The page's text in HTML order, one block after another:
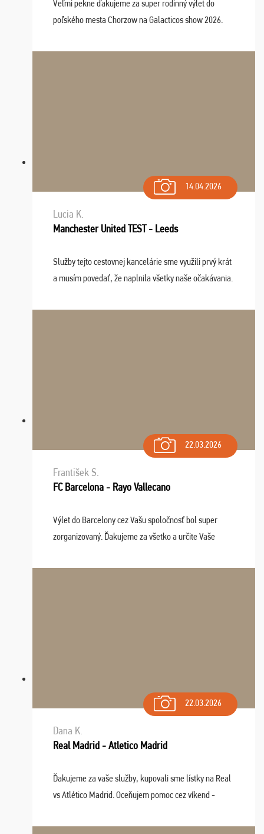
Veľmi pekne ďakujeme za super rodinný výlet do
poľského mesta Chorzow na Galacticos show 2026.
Navštívili sme aj zábavný park Legendia, previe ...
14.04.2026
Lucia K.
Manchester United TEST - Leeds
Služby tejto cestovnej kancelárie sme využili prvý krát
a musím povedať, že naplnila všetky naše očakávania.
dispozícii nonstop (milí, profesionálni ...
22.03.2026
František S.
FC Barcelona - Rayo Vallecano
Výlet do Barcelony cez Vašu spoločnosť bol super
zorganizovaný. Ďakujeme za všetko a určite Vaše
22.03.2026
Dana K.
Real Madrid - Atletico Madrid
Ďakujeme za vaše služby, kupovali sme lístky na Real
vs Atlético Madrid. Oceňujem pomoc cez víkend -
spokojnosti. Sedenie bolo dobré, štadión Barnabéu ...